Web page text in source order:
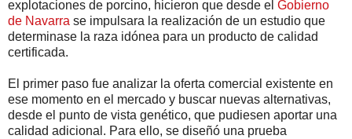
explotaciones de porcino, hicieron que desde el Gobierno
de Navarra se impulsara la realización de un estudio que
determinase la raza idónea para un producto de calidad
certificada.
El primer paso fue analizar la oferta comercial existente en
ese momento en el mercado y buscar nuevas alternativas,
desde el punto de vista genético, que pudiesen aportar una
calidad adicional. Para ello, se diseñó una prueba